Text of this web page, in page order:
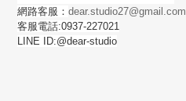
網路客服：dear.studio27@gmail.com
客服電話:0937-227021
LINE ID:@dear-studio